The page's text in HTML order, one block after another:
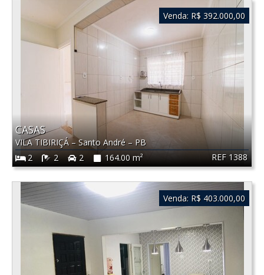
REF 1388
CASAS
VILA TIBIRIÇÁ– Santo André–PB
2
2 2 164.00 m²
Venda: R$ 392.000,00
Venda: R$ 403.000,00